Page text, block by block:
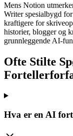
Mens Notion
Writer spesialbygd
kraftigere for
historier, blogger og
grunnleggende AI-
Ofte Stilte
Hva er en AI